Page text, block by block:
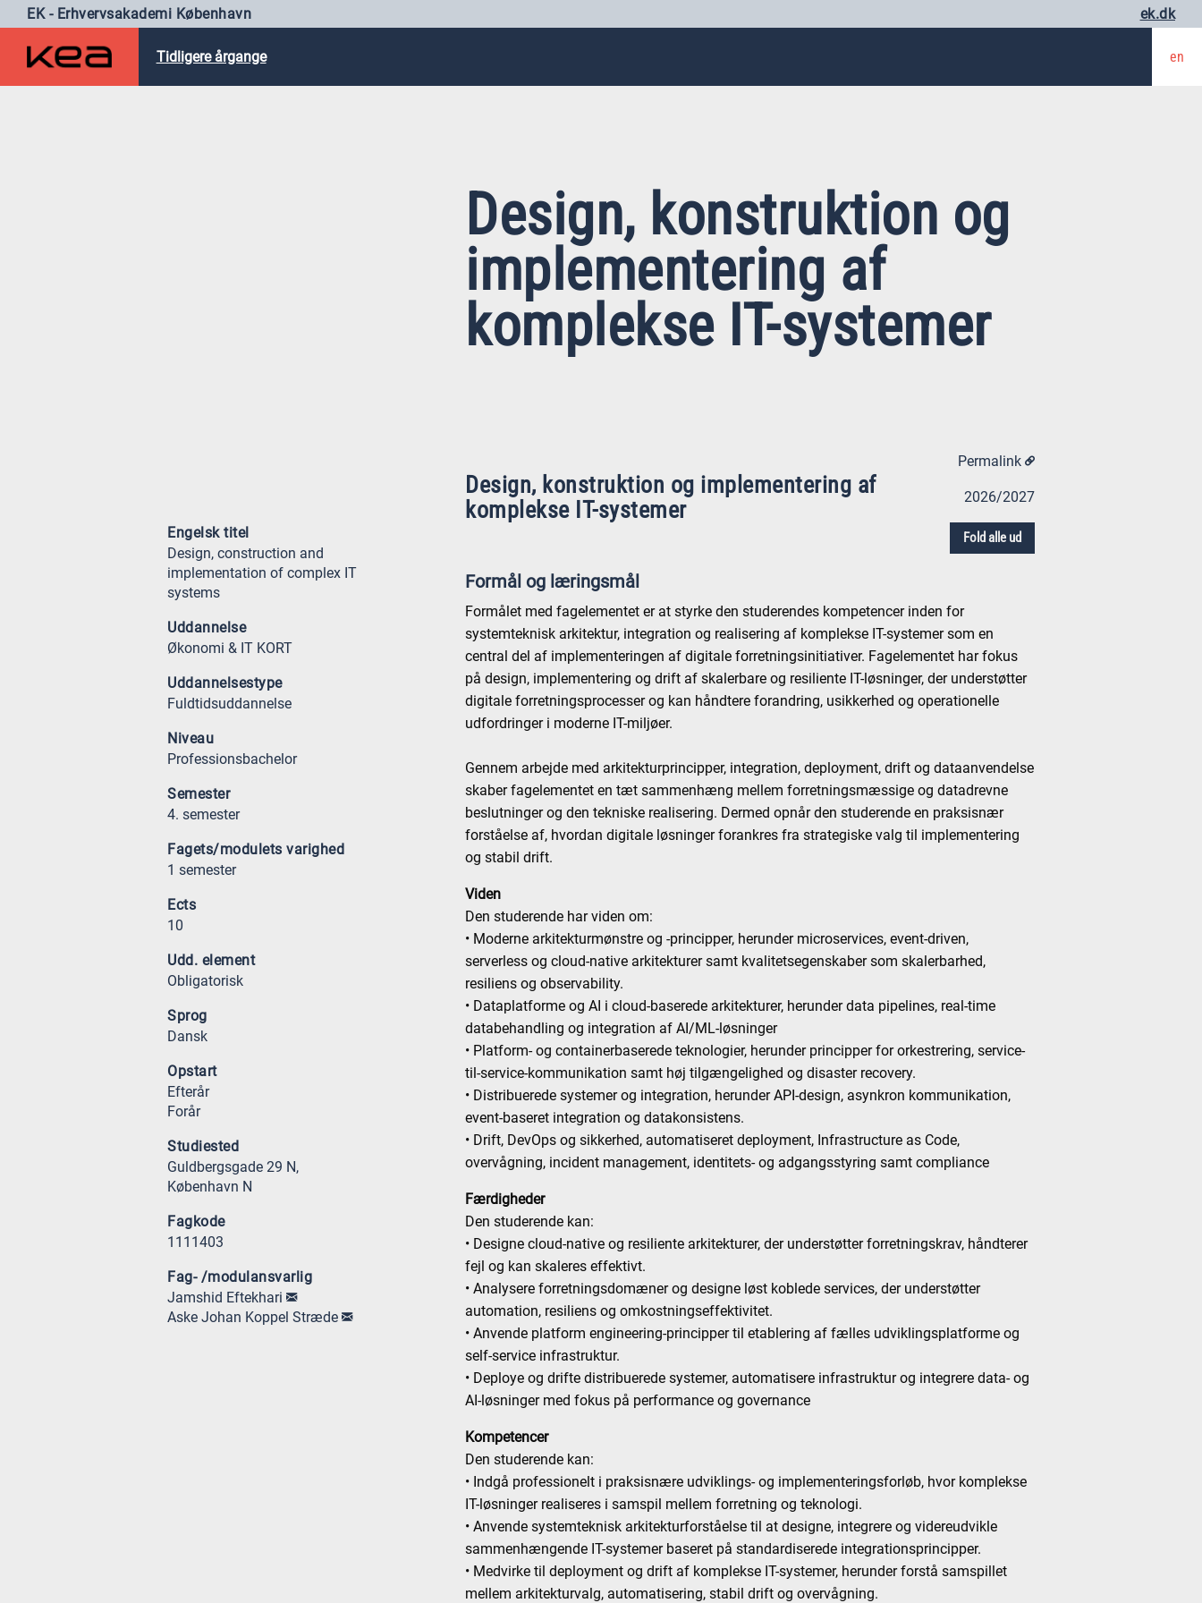
EK - Erhvervsakademi København ek.dk
Tidligere årgange en
Design, konstruktion og
implementering af
komplekse IT-systemer
Permalink
Design, konstruktion og implementering af
komplekse IT-systemer
2026/2027
Engelsk titel
Design, construction and
implementation of complex IT
systems
Uddannelse
Økonomi & IT KORT
Uddannelsestype
Fuldtidsuddannelse
Niveau
Professionsbachelor
Semester
4. semester
Fagets/modulets varighed
1 semester
Ects
10
Udd. element
Obligatorisk
Sprog
Dansk
Opstart
Efterår
Forår
Studiested
Guldbergsgade 29 N,
København N
Fagkode
1111403
Fag- /modulansvarlig
Jamshid Eftekhari
Aske Johan Koppel Stræde
Fold alle ud
Formål og læringsmål
Formålet med fagelementet er at styrke den studerendes kompetencer inden for
systemteknisk arkitektur, integration og realisering af komplekse IT-systemer som en
central del af implementeringen af digitale forretningsinitiativer. Fagelementet har fokus
på design, implementering og drift af skalerbare og resiliente IT-løsninger, der understøtter
digitale forretningsprocesser og kan håndtere forandring, usikkerhed og operationelle
udfordringer i moderne IT-miljøer.
Gennem arbejde med arkitekturprincipper, integration, deployment, drift og dataanvendelse
skaber fagelementet en tæt sammenhæng mellem forretningsmæssige og datadrevne
beslutninger og den tekniske realisering. Dermed opnår den studerende en praksisnær
forståelse af, hvordan digitale løsninger forankres fra strategiske valg til implementering
og stabil drift.
Viden
Den studerende har viden om:
• Moderne arkitekturmønstre og -principper, herunder microservices, event-driven,
serverless og cloud-native arkitekturer samt kvalitetsegenskaber som skalerbarhed,
resiliens og observability.
• Dataplatforme og AI i cloud-baserede arkitekturer, herunder data pipelines, real-time
databehandling og integration af AI/ML-løsninger
• Platform- og containerbaserede teknologier, herunder principper for orkestrering, service-
til-service-kommunikation samt høj tilgængelighed og disaster recovery.
• Distribuerede systemer og integration, herunder API-design, asynkron kommunikation,
event-baseret integration og datakonsistens.
• Drift, DevOps og sikkerhed, automatiseret deployment, Infrastructure as Code,
overvågning, incident management, identitets- og adgangsstyring samt compliance
Færdigheder
Den studerende kan:
• Designe cloud-native og resiliente arkitekturer, der understøtter forretningskrav, håndterer
fejl og kan skaleres effektivt.
• Analysere forretningsdomæner og designe løst koblede services, der understøtter
automation, resiliens og omkostningseffektivitet.
• Anvende platform engineering-principper til etablering af fælles udviklingsplatforme og
self-service infrastruktur.
• Deploye og drifte distribuerede systemer, automatisere infrastruktur og integrere data- og
AI-løsninger med fokus på performance og governance
Kompetencer
Den studerende kan:
• Indgå professionelt i praksisnære udviklings- og implementeringsforløb, hvor komplekse
IT-løsninger realiseres i samspil mellem forretning og teknologi.
• Anvende systemteknisk arkitekturforståelse til at designe, integrere og videreudvikle
sammenhængende IT-systemer baseret på standardiserede integrationsprincipper.
• Medvirke til deployment og drift af komplekse IT-systemer, herunder forstå samspillet
mellem arkitekturvalg, automatisering, stabil drift og overvågning.